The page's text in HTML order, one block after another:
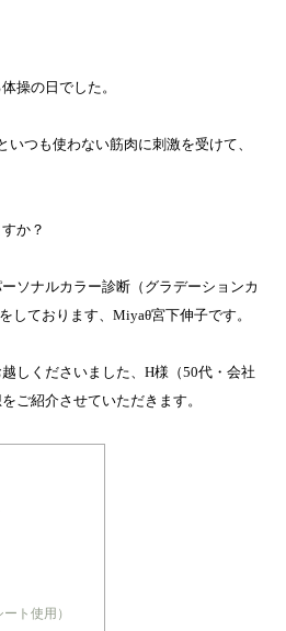
操の日でした。
つも使わない筋肉に刺激を受けて、
か？
ソナルカラー診断（グラデーションカ
しております、Miyaθ宮下伸子です。
しくださいました、H様（50代・会社
ご紹介させていただきます。
ト使用）